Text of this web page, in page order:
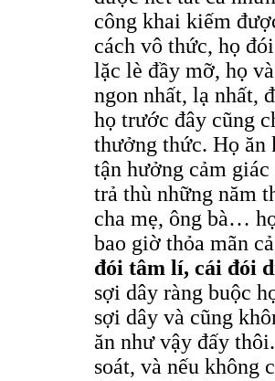
công khai kiếm
cách vô thức, họ
lặc lè đầy mỡ, họ
ngon nhất, lạ nhất,
họ trước đây cũng
thưởng thức. Họ ăn
tận hưởng cảm
trả thù những năm
cha mẹ, ông bà…
bao giờ thỏa mãn
đói tâm lí, cái đói
sợi dây ràng buộc
sợi dây và cũng
ăn như vậy đấy
soát, và nếu không